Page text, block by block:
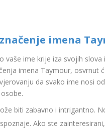
imena
vaše ime krije iza svojih
imena Taymour, osvrnut
da svako ime nosi
biti zabavno i intrigantno.
Ako ste